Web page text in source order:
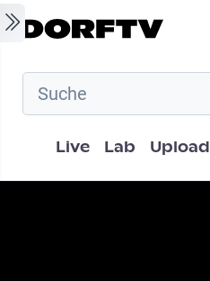
Skip to main content
Hauptnavigation
Live Lab Upload